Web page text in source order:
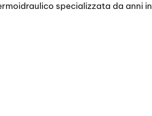
specializzata da anni in